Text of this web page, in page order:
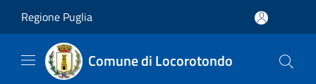
Regione Puglia
Comune di Locorotondo